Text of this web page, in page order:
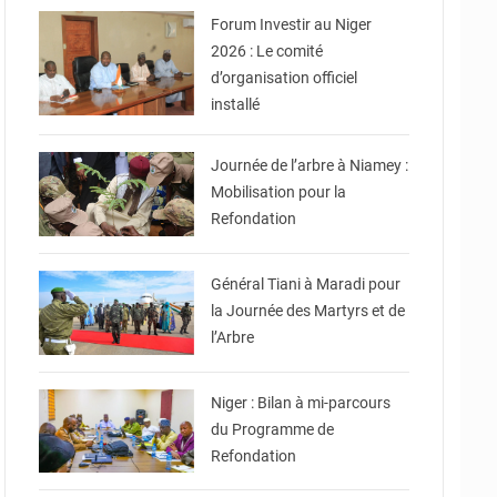
Forum Investir au Niger
2026 : Le comité
d’organisation officiel
installé
Journée de l’arbre à Niamey :
Mobilisation pour la
Refondation
Général Tiani à Maradi pour
la Journée des Martyrs et de
l’Arbre
© Ministère Nigérien de
Niger : Bilan à mi-parcours
du Programme de
Refondation
© Haute Autorité à la
Consolidation de la Paix